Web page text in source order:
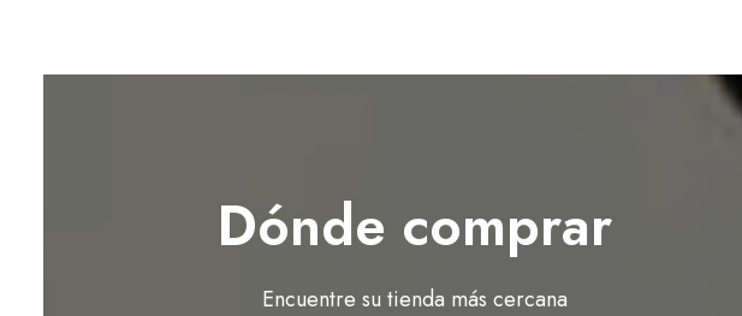
Dónde comprar
Encuentre su tienda más cercana